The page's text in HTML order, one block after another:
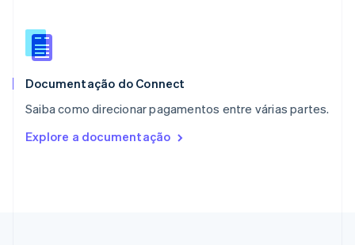
Documentação do Connect
Saiba como direcionar pagamentos entre várias partes.
Explore a documentação
RAE de Hong Kong, China
English
Reino Unido
English
English
English